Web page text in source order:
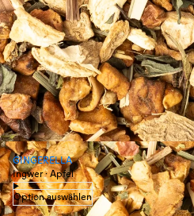
GINGERELLA
Ingwer · Apfel
Option auswählen